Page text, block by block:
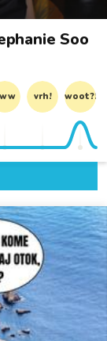
Soo
vrh! woot?!